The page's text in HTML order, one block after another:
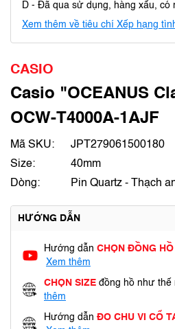
D - Đã qua sử dụng, hàng xấu, có
Xem thêm về tiêu chí Xếp hạng
CASIO
Casio "OCEANUS
OCW-T4000A-1AJF
Mã SKU:
JPT279061500180
Size:
40mm
Dòng:
Pin Quartz - Thạch
HƯỚNG DẪN
Hướng dẫn CHỌN ĐỒNG HỒ
Xem thêm
CHỌN SIZE đồng hồ như thế
thêm
Hướng dẫn ĐO CHU VI CỔ